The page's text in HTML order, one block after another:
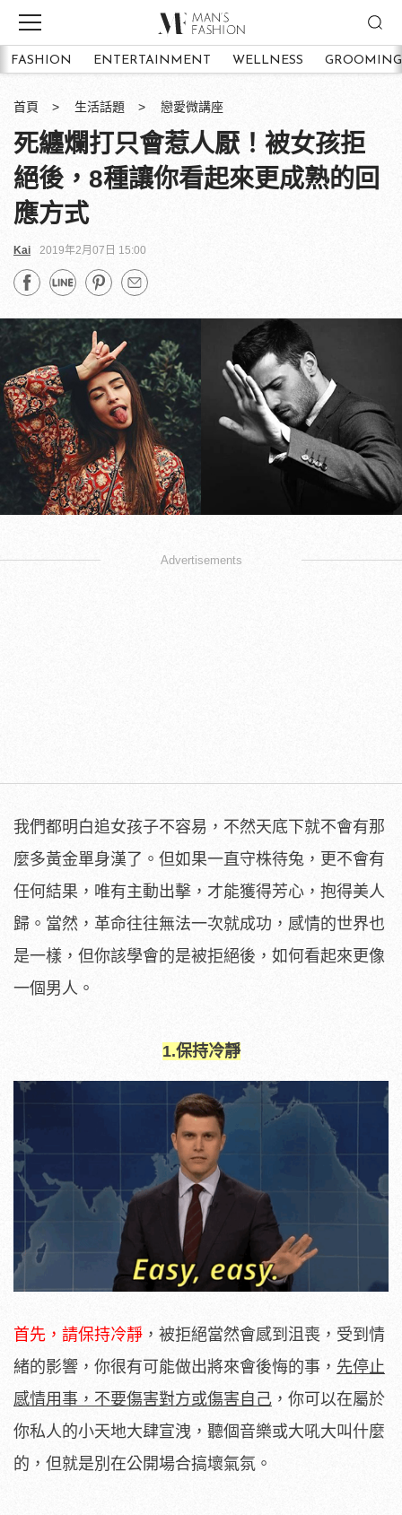
FASHION ENTERTAINMENT WELLNESS GROOMING
首頁 生活話題 戀愛微講座
死纏爛打只會惹人厭！被女孩拒
絕後，8種讓你看起來更成熟的回
應方式
Kai 2019年2月07日 15:00
Advertisements
我們都明白追女孩子不容易，不然天底下就不會有那
麼多黃金單身漢了。但如果一直守株待兔，更不會有
任何結果，唯有主動出擊，才能獲得芳心，抱得美人
歸。當然，革命往往無法一次就成功，感情的世界也
是一樣，但你該學會的是被拒絕後，如何看起來更像
一個男人。
1.保持冷靜
首先，請保持冷靜 ，被拒絕當然會感到沮喪，受到情
緒的影響，你很有可能做出將來會後悔的事， 先停止
感情用事，不要傷害對方或傷害自己 ，你可以在屬於
你私人的小天地大肆宣洩，聽個音樂或大吼大叫什麼
的，但就是別在公開場合搞壞氣氛。